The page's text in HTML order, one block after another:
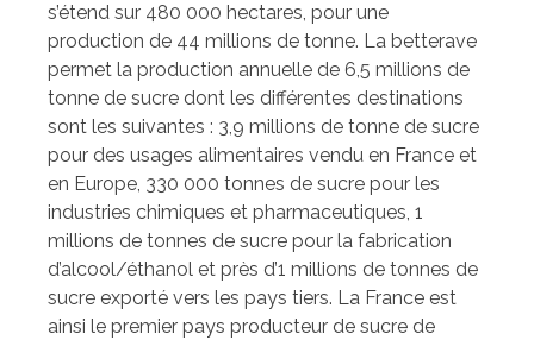
s’étend sur 480 000 hectares, pour une
production de 44 millions de tonne. La betterave
permet la production annuelle de 6,5 millions de
tonne de sucre dont les différentes destinations
sont les suivantes : 3,9 millions de tonne de sucre
pour des usages alimentaires vendu en France et
en Europe, 330 000 tonnes de sucre pour les
industries chimiques et pharmaceutiques, 1
millions de tonnes de sucre pour la fabrication
d’alcool/éthanol et près d’1 millions de tonnes de
sucre exporté vers les pays tiers. La France est
ainsi le premier pays producteur de sucre de